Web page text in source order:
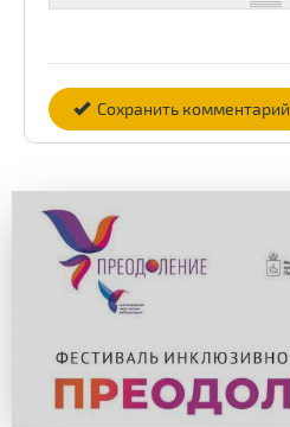
Сохранить комментарий